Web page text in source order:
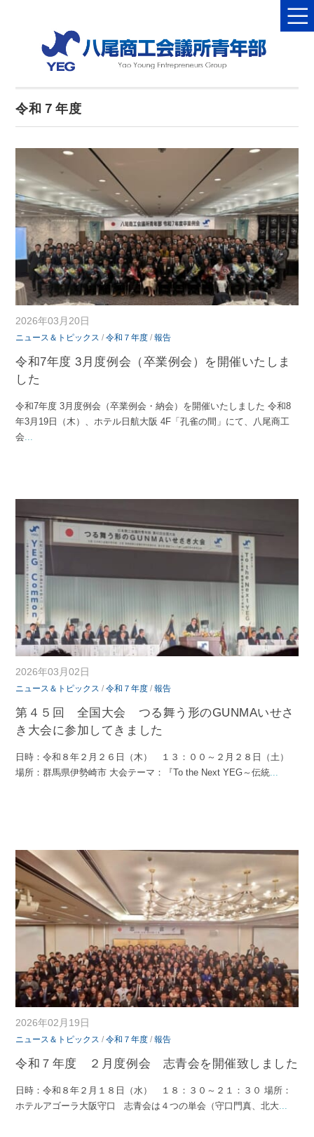
令和７年度
2026年03月20日
ニュース＆トピックス /令和７年度 /報告
令和7年度 3月度例会（卒業例会）を開催いたしま
した
令和7年度 3月度例会（卒業例会・納会）を開催いたしました 令和8
年3月19日（木）、ホテル日航大阪 4F「孔雀の間」にて、八尾商工
会
2026年03月02日
ニュース＆トピックス /令和７年度 /報告
第４５回 全国大会 つる舞う形のGUNMAいせさ
き大会に参加してきました
日時：令和８年２月２６日（木） １３：００～２月２８日（土）
場所：群馬県伊勢崎市 大会テーマ：『To the Next YEG～伝統
2026年02月19日
ニュース＆トピックス /令和７年度 /報告
令和７年度 ２月度例会 志青会を開催致しました
日時：令和８年２月１８日（水） １８：３０～２１：３０ 場所：
ホテルアゴーラ大阪守口 志青会は４つの単会（守口門真、北大